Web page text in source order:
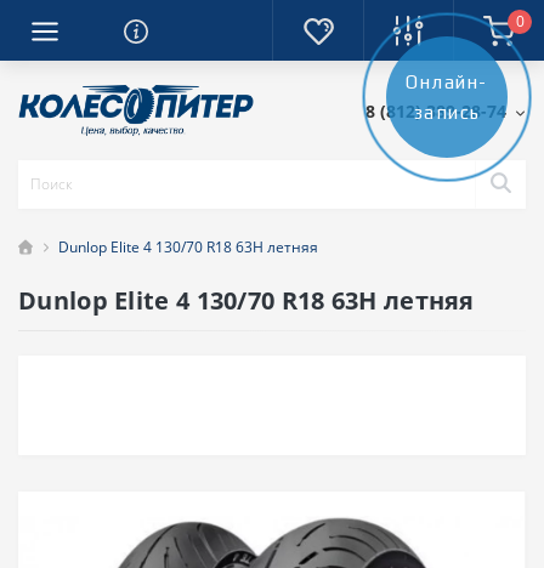
0
8 (812) 389-28-74
Dunlop Elite 4 130/70 R18 63H летняя
Dunlop Elite 4 130/70 R18 63H летняя
Онлайн-
запись